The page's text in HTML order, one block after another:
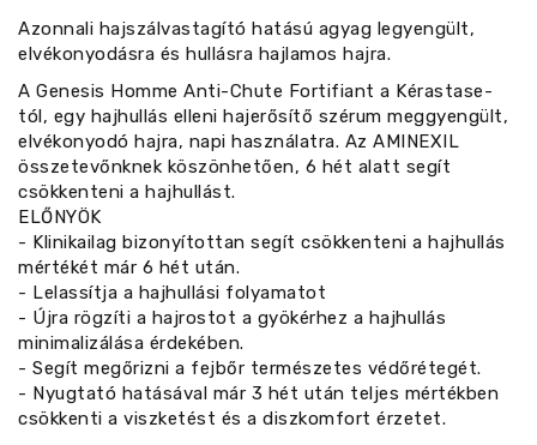
Azonnali hajszálvastagító hatású agyag legyengült,
elvékonyodásra és hullásra hajlamos hajra.
A Genesis Homme Anti-Chute Fortifiant a Kérastase-
tól, egy hajhullás elleni hajerősítő szérum meggyengült,
elvékonyodó hajra, napi használatra. Az AMINEXIL
összetevőnknek köszönhetően, 6 hét alatt segít
csökkenteni a hajhullást.
ELŐNYÖK
- Klinikailag bizonyítottan segít csökkenteni a hajhullás
mértékét már 6 hét után.
- Lelassítja a hajhullási folyamatot
- Újra rögzíti a hajrostot a gyökérhez a hajhullás
minimalizálása érdekében.
- Segít megőrizni a fejbőr természetes védőrétegét.
- Nyugtató hatásával már 3 hét után teljes mértékben
csökkenti a viszketést és a diszkomfort érzetet.